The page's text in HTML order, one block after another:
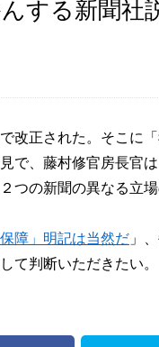
する新聞社
改正された。そこに
で、藤村修官房長官
つの新聞の異なる立場
障」明記は当然だ 」
て判断いただきたい。